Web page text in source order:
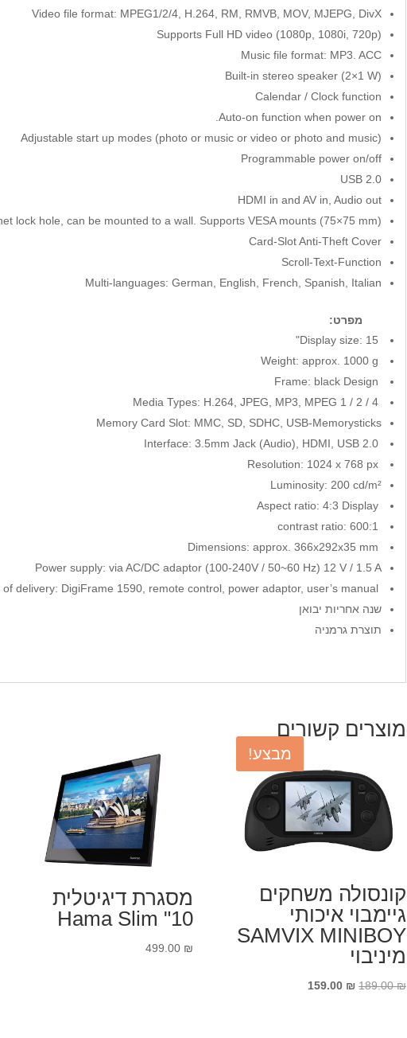
Video file format: MPEG1/2/4, H.264, RM, RMVB, MOV, MJEPG, DivX
(Supports Full HD video (1080p, 1080i, 720p
Music file format: MP3. ACC
(Built-in stereo speaker (2×1 W
Calendar / Clock function
Auto-on function when power on.
Adjustable start up modes (photo or music or video or photo and music)
Programmable power on/off
USB 2.0
HDMI in and AV in, Audio out
lock hole, can be mounted to a wall. Supports VESA mounts (75×75 mm)
Card-Slot Anti-Theft Cover
Scroll-Text-Function
Multi-languages: German, English, French, Spanish, Italian
מפרט:
Memory Card Slot: MMC, SD, SDHC, USB-Memorysticks
Luminosity: 200 cd/m²
Power supply: via AC/DC adaptor (100-240V / 50~60 Hz) 12 V / 1.5 A
שנה אחריות יבואן
תוצרת גרמניה
מוצרים קשורים
מבצע!
קונסולה משחקים
גיימבוי איכותי
SAMVIX MINIBOY
מיניבוי
189.00₪
המחיר
159.00 ₪
המחיר
מסגרת דיגיטלית
Hama Slim "10
499.00 ₪